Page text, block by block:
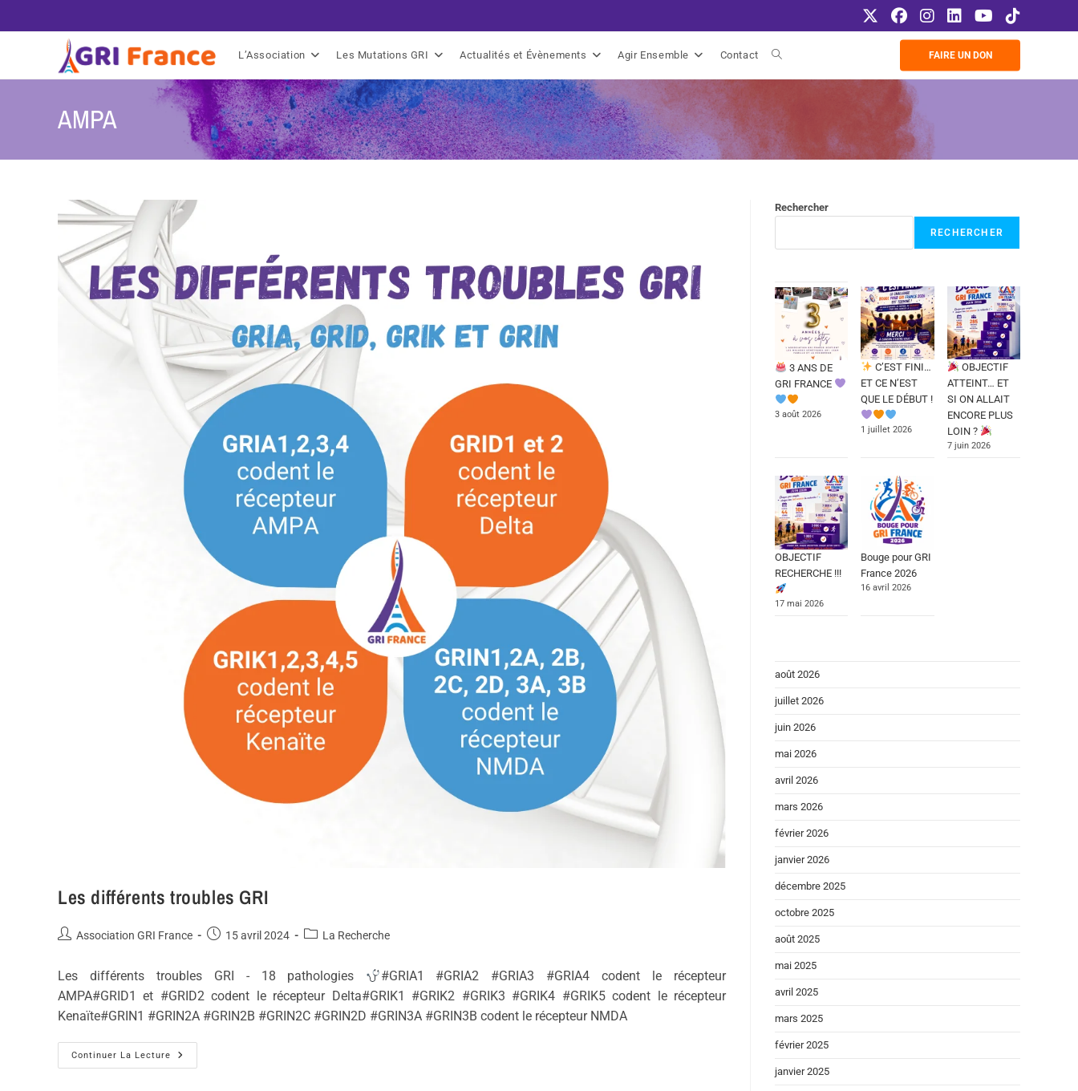
L’Association Les Mutations GRI Actualités et Évènements Agir Ensemble Contact FAIRE UN DON
AMPA
Les différents troubles GRI
Association GRI France 15 avril 2024 La Recherche
Les différents troubles GRI - 18 pathologies
#GRIA1 #GRIA2 #GRIA3 #GRIA4 codent le récepteur
AMPA#GRID1 et #GRID2 codent le récepteur Delta#GRIK1 #GRIK2 #GRIK3 #GRIK4 #GRIK5 codent le récepteur
Kenaïte#GRIN1 #GRIN2A #GRIN2B #GRIN2C #GRIN2D #GRIN3A #GRIN3B codent le récepteur NMDA
Continuer La Lecture
Rechercher
RECHERCHER
3 ANS DE
GRI FRANCE
3 août 2026
C’EST FINI…
ET CE N’EST
QUE LE DÉBUT !
1 juillet 2026
OBJECTIF
ATTEINT… ET
SI ON ALLAIT
ENCORE PLUS
LOIN ?
7 juin 2026
OBJECTIF
RECHERCHE !!!
17 mai 2026
Bouge pour GRI
France 2026
16 avril 2026
août 2026
juillet 2026
juin 2026
mai 2026
avril 2026
mars 2026
février 2026
janvier 2026
décembre 2025
octobre 2025
août 2025
mai 2025
avril 2025
mars 2025
février 2025
janvier 2025